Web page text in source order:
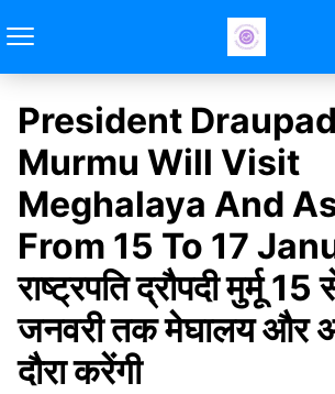
President
Murmu Will Visit
Meghalaya And
From 15 To 17
राष्ट्रपति द्रौपदी मुर्मू
जनवरी तक मेघालय और
दौरा करेंगी